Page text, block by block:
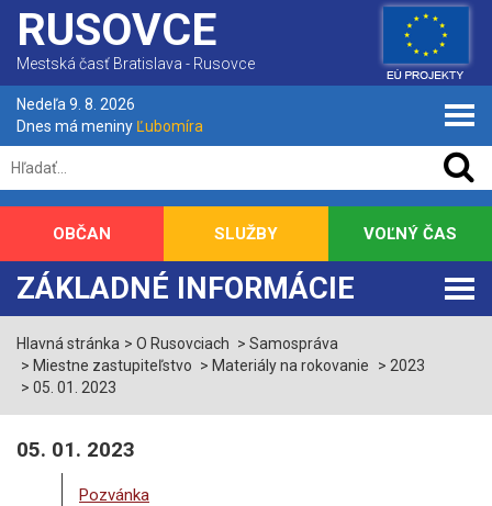
RUSOVCE
Mestská časť Bratislava - Rusovce
Nedeľa 9. 8. 2026
Dnes má meniny Ľubomíra
ZÁKLADNÉ INFORMÁCIE
OBČAN SLUŽBY VOĽNÝ ČAS
Hlavná stránka O Rusovciach
Samospráva
Miestne zastupiteľstvo
Materiály na rokovanie
2023
05. 01. 2023
05. 01. 2023
Pozvánka